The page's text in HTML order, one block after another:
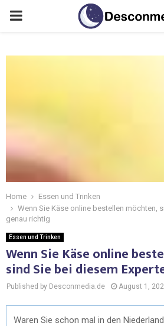
Home
Essen und Trinken
Wenn Sie Käse online bestellen möchten,
genau richtig
Essen und Trinken
Wenn Sie Käse online
sind Sie bei diesem
Published by Desconmedia.de August 1,
Waren Sie schon mal in den